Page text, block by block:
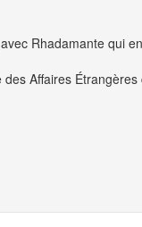
Rhadamante qui
des Affaires Étrangères